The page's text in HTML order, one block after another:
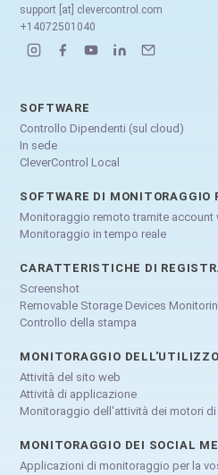
support [at] clevercontrol.com
+14072501040
SOFTWARE
Controllo Dipendenti (sul cloud)
In sede
CleverControl Local
SOFTWARE DI MONITORAGGIO
Monitoraggio remoto tramite account
Monitoraggio in tempo reale
CARATTERISTICHE DI
Screenshot
Removable Storage Devices
Controllo della stampa
MONITORAGGIO
Attività del sito web
Attività di applicazione
Monitoraggio dell'attività dei motori di
MONITORAGGIO DEI SOCIAL
Applicazioni di monitoraggio per la